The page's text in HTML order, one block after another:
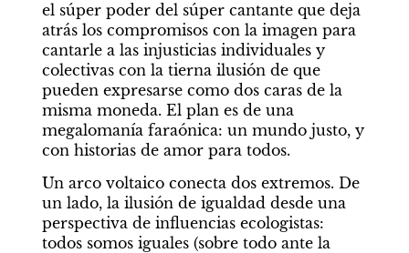
el súper poder del súper cantante que deja
atrás los compromisos con la imagen para
cantarle a las injusticias individuales y
colectivas con la tierna ilusión de que
pueden expresarse como dos caras de la
misma moneda. El plan es de una
megalomanía faraónica: un mundo justo, y
con historias de amor para todos.
Un arco voltaico conecta dos extremos. De
un lado, la ilusión de igualdad desde una
perspectiva de influencias ecologistas:
todos somos iguales (sobre todo ante la